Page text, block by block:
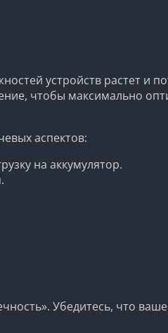
устройств растет и
чтобы максимально
аспектов:
на аккумулятор.
Убедитесь, что ваше